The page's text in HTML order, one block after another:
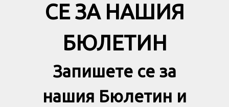
СЕ ЗА НАШИЯ
БЮЛЕТИН
Запишете се за
нашия Бюлетин и